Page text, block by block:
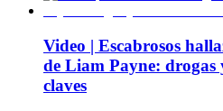
Video | Escabrosos
de Liam Payne: drogas
claves